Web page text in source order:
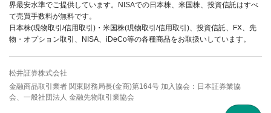
界最安水準でご提供しています。NISAでの日本株、米国株、投資信託はすべ
て売買手数料が無料です。
日本株(現物取引/信用取引)・米国株(現物取引/信用取引)、投資信託、FX、先
物・オプション取引、NISA、iDeCo等の各種商品をお取扱いしています。
松井証券株式会社
金融商品取引業者 関東財務局長(金商)第164号 加入協会：日本証券業協
会、一般社団法人 金融先物取引業協会